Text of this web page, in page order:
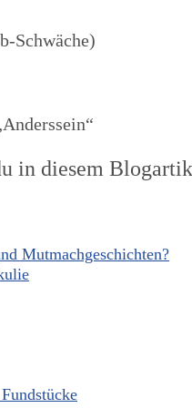
Schwäche)
in diesem
Mutmachgeschichten?